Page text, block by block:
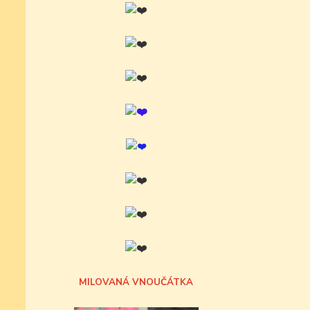
MILOVANÁ VNOUČÁTKA